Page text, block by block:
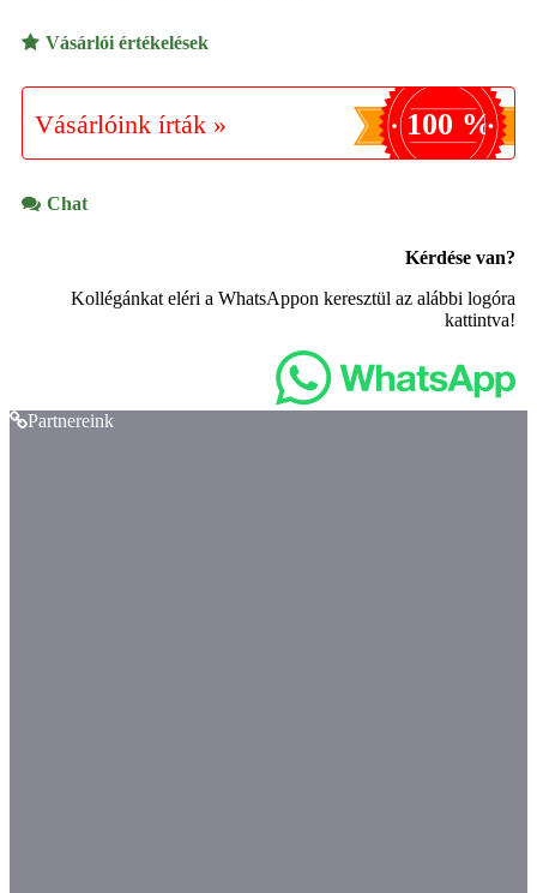
Vásárlói értékelések
Vásárlóink írták » 100 %
Chat
Kérdése van?
Kollégánkat eléri a WhatsAppon keresztül az alábbi logóra
kattintva!
Partnereink